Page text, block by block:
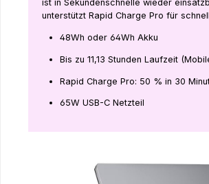
ist in Sekundenschnelle wieder
unterstützt Rapid Charge Pro für
48Wh oder 64Wh Akku
Bis zu 11,13 Stunden Laufzeit
Rapid Charge Pro: 50 % in 30
65W USB-C Netzteil